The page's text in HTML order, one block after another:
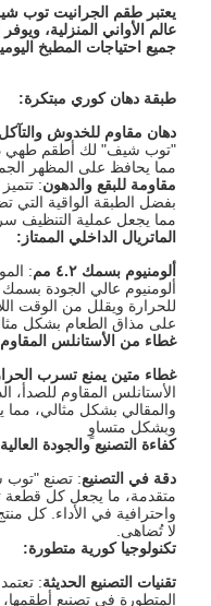
يعتبر طقم الجرانيت توب
عالم الأواني المنزلية،
جميع احتياجات المطبخ
طبقة دهان كوري مبتكرة:
دهان مقاوم للخدوش والتآكل
"توب شيف" لك أطقم طهي
مما يحافظ على المظهر
مقاومة للبقع والدهون:
بفضل الطبقة الواقية التي
مما يجعل عملية التنظيف
الماتريال الداخلي الممتاز :
ألومنيوم بسمك ٤.٢ مم
:
للحرارة ويقلل من الوقت
على مذاق الطعام بشكل
غطاء من الأستانلس المقاوم
غطاء متين يمنع تسرب
الأستانلس المقاوم للصدأ،
والمقالي بشكل مثالي،
وبشكل متساوٍ
كفاءة التصنيع والجودة العالية
دقة في التصنيع: تصنع "توب
متقدمة، ما يجعل كل قطعة
واحترافية في الأداء. كل
لا تُضاهى.
تكنولوجيا كورية متطورة:
تقنيات التصنيع الحديثة:
المتطورة في تصنيع